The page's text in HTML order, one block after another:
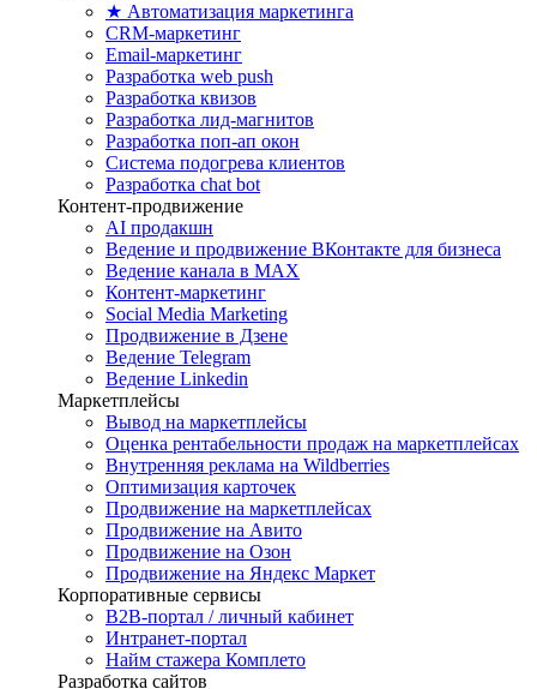
★ Автоматизация маркетинга
CRM-маркетинг
Email-маркетинг
Разработка web push
Разработка квизов
Разработка лид-магнитов
Разработка поп-ап окон
Система подогрева клиентов
Разработка chat bot
Контент-продвижение
AI продакшн
Ведение и продвижение ВКонтакте для бизнеса
Ведение канала в MAX
Контент-маркетинг
Social Media Marketing
Продвижение в Дзене
Ведение Telegram
Ведение Linkedin
Маркетплейсы
Вывод на маркетплейсы
Оценка рентабельности продаж на маркетплейсах
Внутренняя реклама на Wildberries
Оптимизация карточек
Продвижение на маркетплейсах
Продвижение на Авито
Продвижение на Озон
Продвижение на Яндекс Маркет
Корпоративные сервисы
B2B-портал / личный кабинет
Интранет-портал
Найм стажера Комплето
Разработка сайтов